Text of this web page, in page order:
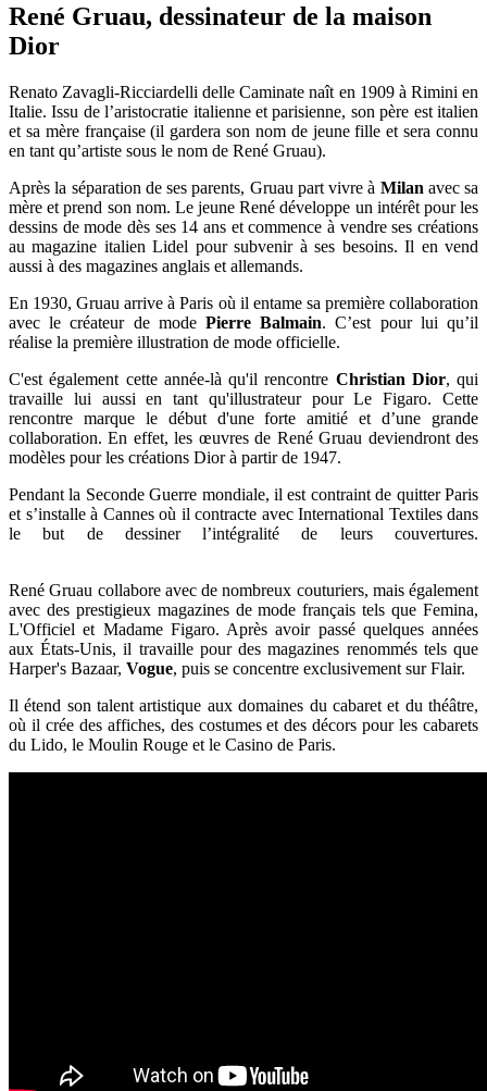
René Gruau, dessinateur de la maison
Dior
Renato Zavagli-Ricciardelli delle Caminate naît en 1909 à Rimini en
Italie. Issu de l’aristocratie italienne et parisienne, son père est italien
et sa mère française (il gardera son nom de jeune fille et sera connu
en tant qu’artiste sous le nom de René Gruau).
Après la séparation de ses parents, Gruau part vivre à Milan avec sa
mère et prend son nom. Le jeune René développe un intérêt pour les
dessins de mode dès ses 14 ans et commence à vendre ses créations
au magazine italien Lidel pour subvenir à ses besoins. Il en vend
aussi à des magazines anglais et allemands.
En 1930, Gruau arrive à Paris où il entame sa première collaboration
avec le créateur de mode Pierre Balmain. C’est pour lui qu’il
réalise la première illustration de mode officielle.
C'est également cette année-là qu'il rencontre Christian Dior, qui
travaille lui aussi en tant qu'illustrateur pour Le Figaro. Cette
rencontre marque le début d'une forte amitié et d’une grande
collaboration. En effet, les œuvres de René Gruau deviendront des
modèles pour les créations Dior à partir de 1947.
Pendant la Seconde Guerre mondiale, il est contraint de quitter Paris
et s’installe à Cannes où il contracte avec International Textiles dans
le but de dessiner l’intégralité de leurs couvertures.
René Gruau collabore avec de nombreux couturiers, mais également
avec des prestigieux magazines de mode français tels que Femina,
L'Officiel et Madame Figaro. Après avoir passé quelques années
aux États-Unis, il travaille pour des magazines renommés tels que
Harper's Bazaar, Vogue, puis se concentre exclusivement sur Flair.
Il étend son talent artistique aux domaines du cabaret et du théâtre,
où il crée des affiches, des costumes et des décors pour les cabarets
du Lido, le Moulin Rouge et le Casino de Paris.